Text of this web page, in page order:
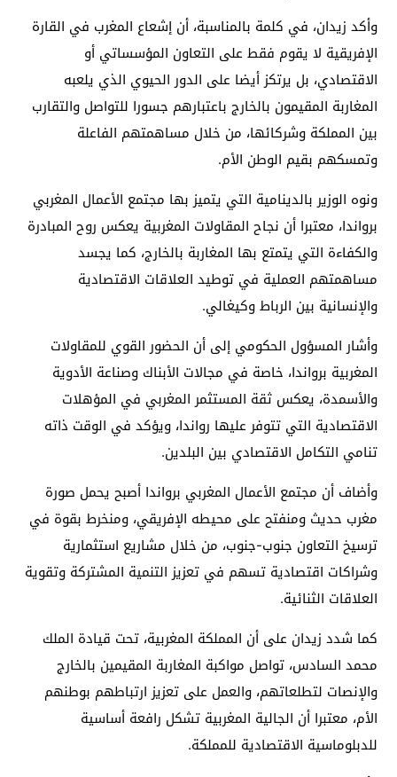
وأكد زيدان، في كلمة بالمناسبة، أن إشعاع المغرب في القارة
الإفريقية لا يقوم فقط على التعاون المؤسساتي أو
الاقتصادي، بل يرتكز أيضا على الدور الحيوي الذي يلعبه
المغاربة المقيمون بالخارج باعتبارهم جسورا للتواصل والتقارب
بين المملكة وشركائها، من خلال مساهمتهم الفاعلة
وتمسكهم بقيم الوطن الأم.
ونوه الوزير بالدينامية التي يتميز بها مجتمع الأعمال المغربي
برواندا، معتبرا أن نجاح المقاولات المغربية يعكس روح المبادرة
والكفاءة التي يتمتع بها المغاربة بالخارج، كما يجسد
مساهمتهم العملية في توطيد العلاقات الاقتصادية
والإنسانية بين الرباط وكيغالي.
وأشار المسؤول الحكومي إلى أن الحضور القوي للمقاولات
المغربية برواندا، خاصة في مجالات الأبناك وصناعة الأدوية
والأسمدة، يعكس ثقة المستثمر المغربي في المؤهلات
الاقتصادية التي تتوفر عليها رواندا، ويؤكد في الوقت ذاته
تنامي التكامل الاقتصادي بين البلدين.
وأضاف أن مجتمع الأعمال المغربي برواندا أصبح يحمل صورة
مغرب حديث ومنفتح على محيطه الإفريقي، ومنخرط بقوة في
ترسيخ التعاون جنوب-جنوب، من خلال مشاريع استثمارية
وشراكات اقتصادية تسهم في تعزيز التنمية المشتركة وتقوية
العلاقات الثنائية.
كما شدد زيدان على أن المملكة المغربية، تحت قيادة الملك
محمد السادس، تواصل مواكبة المغاربة المقيمين بالخارج
والإنصات لتطلعاتهم، والعمل على تعزيز ارتباطهم بوطنهم
الأم، معتبرا أن الجالية المغربية تشكل رافعة أساسية
للدبلوماسية الاقتصادية للمملكة.